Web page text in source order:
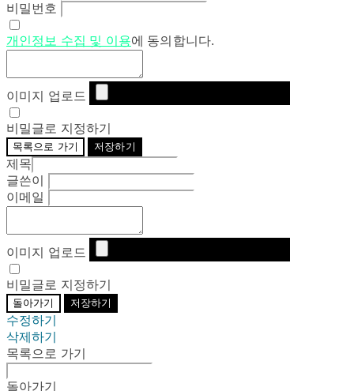
비밀번호
개인정보 수집 및 이용에 동의합니다.
이미지 업로드
비밀글로 지정하기
목록으로 가기 저장하기
제목
글쓴이
이메일
이미지 업로드
비밀글로 지정하기
돌아가기 저장하기
수정하기
삭제하기
목록으로 가기
돌아가기